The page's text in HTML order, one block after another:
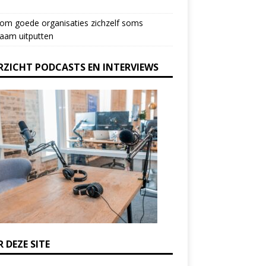
goede organisaties zichzelf soms
uitputten
PODCASTS EN INTERVIEWS
DEZE SITE